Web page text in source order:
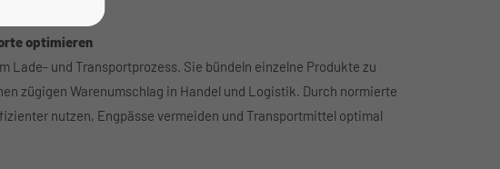
optimieren
Lade- und Transportprozess. Sie bündeln einzelne Produkte zu
zügigen Warenumschlag in Handel und Logistik. Durch normierte
nutzen, Engpässe vermeiden und Transportmittel optimal